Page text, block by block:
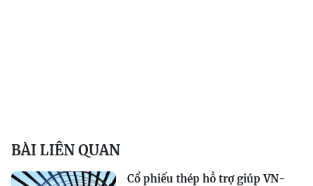
BÀI LIÊN QUAN
Cổ phiếu thép hỗ trợ giúp VN-